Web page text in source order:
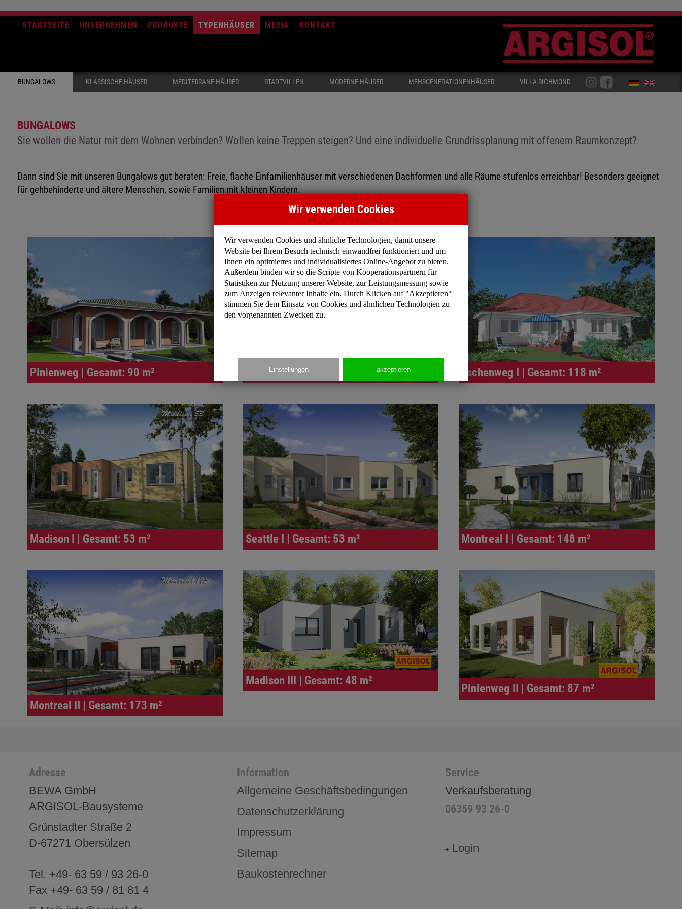
STARTSEITE UNTERNEHMEN PRODUKTE TYPENHÄUSER MEDIA KONTAKT
BUNGALOWS KLASSISCHE HÄUSER MEDITERRANE HÄUSER STADTVILLEN MODERNE HÄUSER MEHRGENERATIONENHÄUSER VILLA RICHMOND
BUNGALOWS
Sie wollen die Natur mit dem Wohnen verbinden? Wollen keine Treppen steigen? Und eine individuelle Grundrissplanung mit offenem Raumkonzept?
Dann sind Sie mit unseren Bungalows gut beraten: Freie, flache Einfamilienhäuser mit verschiedenen Dachformen und alle Räume stufenlos erreichbar! Besonders geeignet
für gehbehinderte und ältere Menschen, sowie Familien mit kleinen Kindern.
Pinienweg | Gesamt: 90 m² Eibenweg | Gesamt: 102 m² Eschenweg I | Gesamt: 118 m²
Madison I | Gesamt: 53 m² Seattle I | Gesamt: 53 m² Montreal I | Gesamt: 148 m²
Montreal II | Gesamt: 173 m²
Madison III | Gesamt: 48 m²
Pinienweg II | Gesamt: 87 m²
Adresse
BEWA GmbH
ARGISOL-Bausysteme
Grünstadter Straße 2
D-67271 Obersülzen
Tel. +49- 63 59 / 93 26-0
Fax +49- 63 59 / 81 81 4
Information
Allgemeine Geschäftsbedingungen
Datenschutzerklärung
Impressum
Sitemap
Baukostenrechner
Service
Verkaufsberatung
06359 93 26-0
Login
Wir verwenden Cookies
Wir verwenden Cookies und ähnliche Technologien, damit unsere
Website bei Ihrem Besuch technisch einwandfrei funktioniert und um
Ihnen ein optimiertes und individualisiertes Online-Angebot zu bieten.
Außerdem binden wir so die Scripte von Kooperationspartnern für
Statistiken zur Nutzung unserer Website, zur Leistungsmessung sowie
zum Anzeigen relevanter Inhalte ein. Durch Klicken auf "Akzeptieren"
stimmen Sie dem Einsatz von Cookies und ähnlichen Technologien zu
den vorgenannten Zwecken zu.
Einstellungen akzeptieren